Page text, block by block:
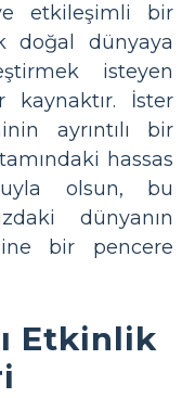
etkileşimli bir
doğal dünyaya
isteyen
İster
ayrıntılı bir
hassas
olsun, bu
dünyanın
bir pencere
Etkinlik